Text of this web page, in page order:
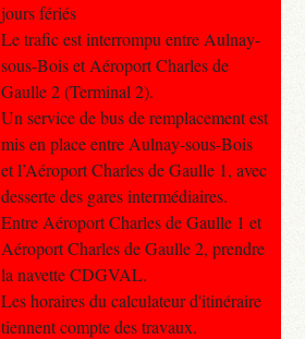
jours fériés
Le trafic est interrompu entre Aulnay-
sous-Bois et Aéroport Charles de
Gaulle 2 (Terminal 2).
Un service de bus de remplacement est
mis en place entre Aulnay-sous-Bois
et l’Aéroport Charles de Gaulle 1, avec
desserte des gares intermédiaires.
Entre Aéroport Charles de Gaulle 1 et
Aéroport Charles de Gaulle 2, prendre
la navette CDGVAL.
Les horaires du calculateur d'itinéraire
tiennent compte des travaux.